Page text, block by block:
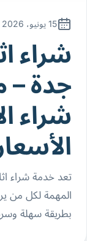
15 يونيو، 2026
شراء
جدة
شراء
تعد خدمة شراء
المهمة لكل من
بطريقة سهلة